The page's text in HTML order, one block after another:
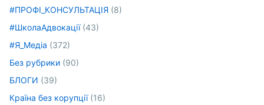
#ПРОФІ_КОНСУЛЬТАЦІЯ (8)
#ШколаАдвокації(43)
#Я_Медіа (372)
Без рубрики (90)
БЛОГИ (39)
Країна без корупції(16)